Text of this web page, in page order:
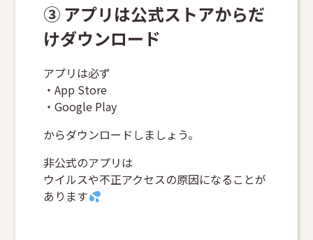
③ アプリは公式ストアからだ
けダウンロード
アプリは必ず
・App Store
・Google Play
からダウンロードしましょう。
非公式のアプリは
ウイルスや不正アクセスの原因になることが
あります